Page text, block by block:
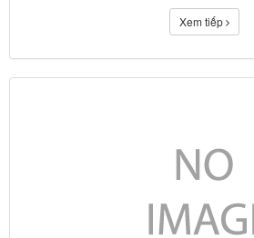
Xem tiếp